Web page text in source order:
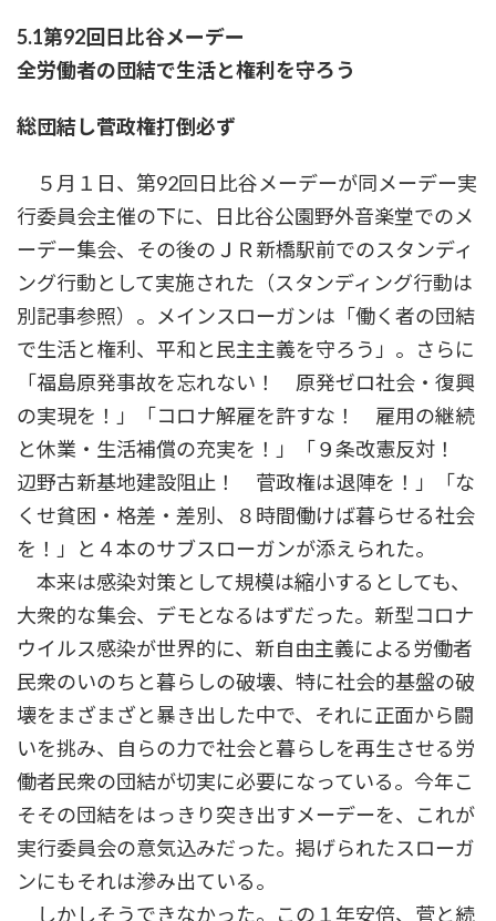
新
時
5.1第92回日比谷メーデー
全労働者の団結で生活と権利を守ろう
総団結し菅政権打倒必ず
５月１日、第92回日比谷メーデーが同メーデー実
行委員会主催の下に、日比谷公園野外音楽堂でのメ
ーデー集会、その後のＪＲ新橋駅前でのスタンディ
ング行動として実施された（スタンディング行動は
別記事参照）。メインスローガンは「働く者の団結
で生活と権利、平和と民主主義を守ろう」。さらに
「福島原発事故を忘れない！ 原発ゼロ社会・復興
の実現を！」「コロナ解雇を許すな！ 雇用の継続
と休業・生活補償の充実を！」「９条改憲反対！
辺野古新基地建設阻止！ 菅政権は退陣を！」「な
くせ貧困・格差・差別、８時間働けば暮らせる社会
を！」と４本のサブスローガンが添えられた。
本来は感染対策として規模は縮小するとしても、
大衆的な集会、デモとなるはずだった。新型コロナ
ウイルス感染が世界的に、新自由主義による労働者
民衆のいのちと暮らしの破壊、特に社会的基盤の破
壊をまざまざと暴き出した中で、それに正面から闘
いを挑み、自らの力で社会と暮らしを再生させる労
働者民衆の団結が切実に必要になっている。今年こ
そその団結をはっきり突き出すメーデーを、これが
実行委員会の意気込みだった。掲げられたスローガ
ンにもそれは滲み出ている。
しかしそうできなかった。この１年安倍、菅と続